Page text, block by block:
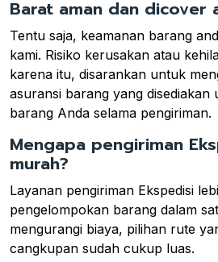
Barat aman dan dicover
Tentu saja, keamanan barang
kami. Risiko kerusakan atau
karena itu, disarankan untuk
asuransi barang yang disediakan
barang Anda selama pengiriman.
Mengapa pengiriman
murah?
Layanan pengiriman Ekspedisi
pengelompokan barang dalam
mengurangi biaya, pilihan rute
cangkupan sudah cukup luas.